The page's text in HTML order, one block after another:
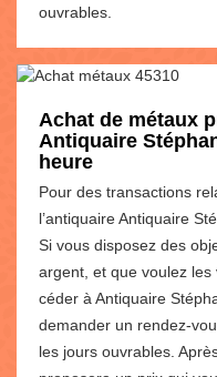
ouvrables.
Achat de métaux
Antiquaire
heure
Pour des transactions
l’antiquaire Antiquaire
Si vous disposez des
argent, et que voulez
céder à Antiquaire
demander un rendez-
les jours ouvrables.